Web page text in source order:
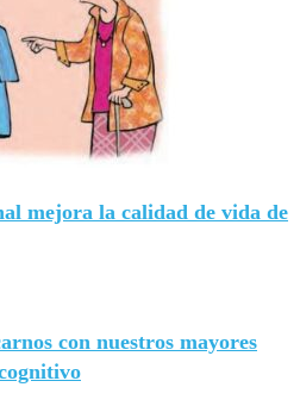
mejora la calidad de vida de
con nuestros mayores